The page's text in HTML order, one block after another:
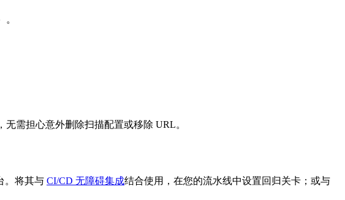
需担心意外删除扫描配置或移除 URL。
。将其与 CI/CD 无障碍集成结合使用，在您的流水线中设置回归关卡；或与